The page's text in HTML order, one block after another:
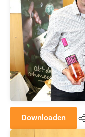
Downloaden